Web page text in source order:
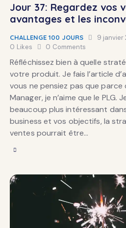
Jour 37: Regardez vos
avantages et les
CHALLENGE 100 JOURS 9 janvier
0 Likes 0 Comments
Réfléchissez bien à quelle
votre produit. Je fais l’article
vous ne pensiez pas que parce
Manager, je n’aime que le PLG.
beaucoup plus intéressant
business et vos objectifs, la
ventes pourrait être…